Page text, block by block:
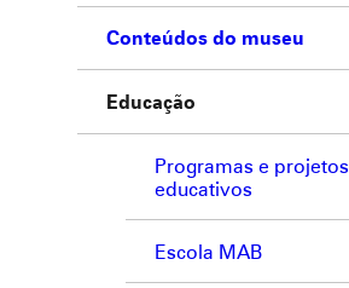
Conteúdos do museu
Educação
Programas e projetos
educativos
Escola MAB